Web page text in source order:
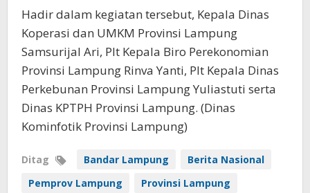
Hadir dalam kegiatan tersebut, Kepala Dinas
Koperasi dan UMKM Provinsi Lampung
Samsurijal Ari, Plt Kepala Biro Perekonomian
Provinsi Lampung Rinva Yanti, Plt Kepala Dinas
Perkebunan Provinsi Lampung Yuliastuti serta
Dinas KPTPH Provinsi Lampung. (Dinas
Kominfotik Provinsi Lampung)
Ditag Bandar Lampung
Berita Nasional
Pemprov Lampung
Provinsi Lampung